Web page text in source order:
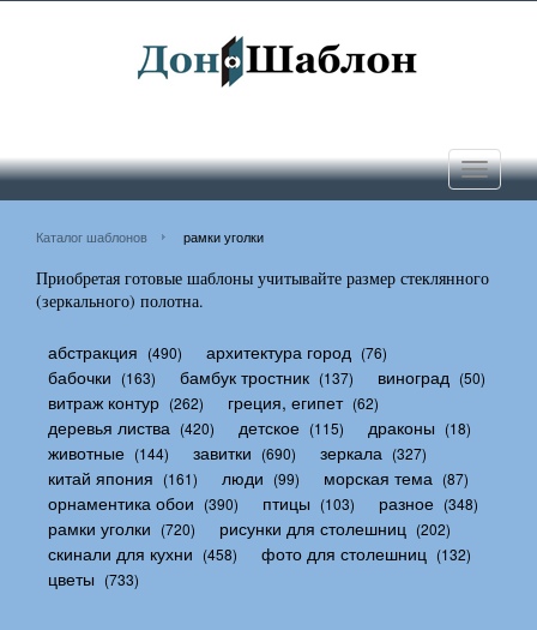
Toggle
Каталог шаблонов рамки уголки
Приобретая готовые шаблоны учитывайте размер стеклянного
(зеркального) полотна.
абстракция (490) архитектура город (76)
бабочки (163) бамбук тростник (137) виноград (50)
витраж контур (262) греция, египет (62)
деревья листва (420) детское (115) драконы (18)
животные (144) завитки (690) зеркала (327)
китай япония (161) люди (99) морская тема (87)
орнаментика обои (390) птицы (103) разное (348)
рамки уголки (720) рисунки для столешниц (202)
скинали для кухни (458) фото для столешниц (132)
цветы (733)